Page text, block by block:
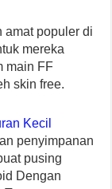
amat populer di
mereka
main FF
skin free.
Kecil
penyimpanan
pusing
Dengan